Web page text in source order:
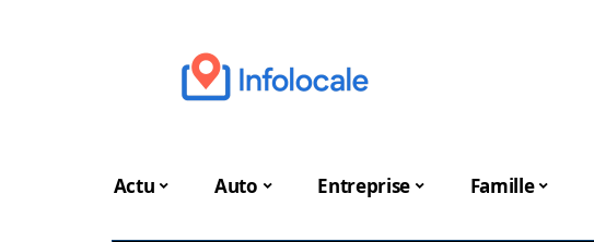
Actu Auto Entreprise Famille